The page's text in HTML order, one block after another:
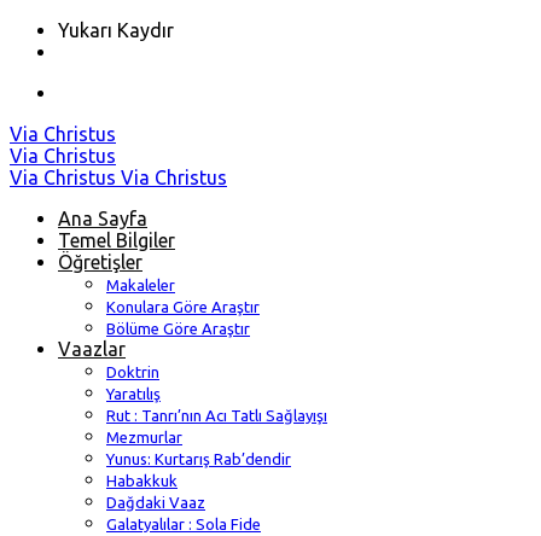
Yukarı Kaydır
Skip
to
content
Via Christus
Via Christus
Via Christus Via Christus
Ana Sayfa
Temel Bilgiler
Öğretişler
Makaleler
Konulara Göre Araştır
Bölüme Göre Araştır
Vaazlar
Doktrin
Yaratılış
Rut : Tanrı’nın Acı Tatlı Sağlayışı
Mezmurlar
Yunus: Kurtarış Rab’dendir
Habakkuk
Dağdaki Vaaz
Galatyalılar : Sola Fide